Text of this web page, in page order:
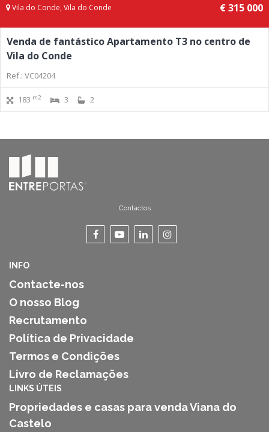
Vila do Conde, Vila do Conde € 315 000
Venda de fantástico Apartamento T3 no centro de
Vila do Conde
Ref.: VC04204
183 m2 3 2
Contactos
INFO
Contacte-nos
O nosso Blog
Recrutamento
Política de Privacidade
Termos e Condições
Livro de Reclamações
LINKS ÚTEIS
Propriedades e casas para venda Viana do
Castelo